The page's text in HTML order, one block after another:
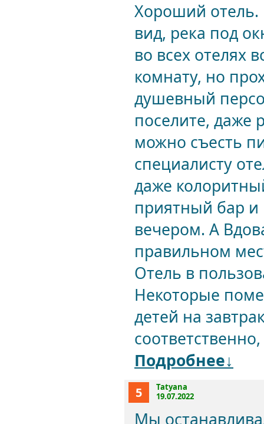
Хороший
вид, река под
во всех отелях
комнату, но
душевный
поселите, даже
можно съесть
специалисту
даже
приятный бар и
вечером. А
правильном
Отель в
Некоторые
детей на
Подробнее↓
5
Tatyana
19.07.2022
Мы